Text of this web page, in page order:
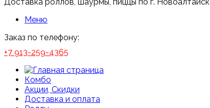
Меню
Заказ по телефону:
+7 913-259-4365
Комбо
Акции, Скидки
Доставка и оплата